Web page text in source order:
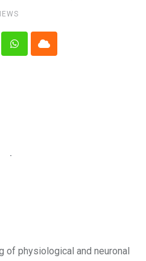
WhatsappCloud
of physiological and neuronal